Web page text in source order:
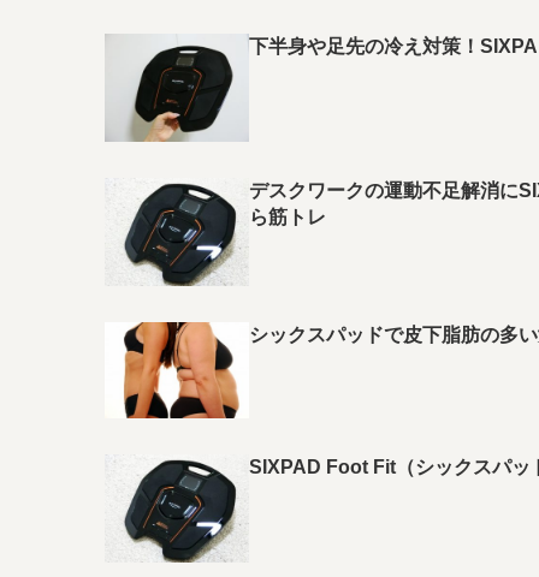
下半身や足先の冷え対策！
デスクワークの運動不足解消に
ら筋トレ
シックスパッドで皮下脂肪の多
SIXPAD Foot Fit（シックスパッ